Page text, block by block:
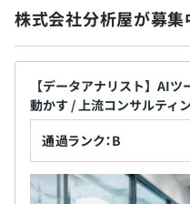
常に会社をよりよく変え
極的な意見や行動を評価
役員と社員の距離感も近
一丸となって取り組んでい
ひとりひとりが強みを生
大きさが昇格や昇給につ
【直近2年間の平均昇給率
2019年入社者：13.6%
会社全体：12.6%
※一般平均（日系企業）
社会保険完備（健康保険
保険）
す。データ分析では多
ており、近隣企業や官
せられております。さ
利活⽤が進み、データ
ロが集まる弊社でさら
の⾼い⼈材を⽬指すことができ
のサンドイッチ経営
糧とし、前向きにチャ
ています。何か起きた
株式会社分析屋が募集
【データアナリスト】AI
動かす / 上流コンサルティ
通過ランク：B